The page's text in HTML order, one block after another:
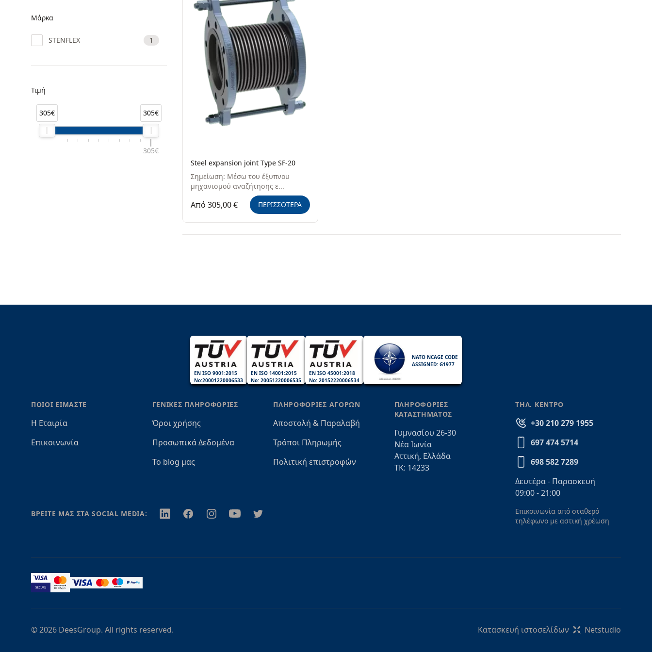
Μάρκα
STENFLEX 1
Τιμή
305€ 305€
305€
Steel expansion joint Type SF-20
Σημείωση: Μέσω του έξυπνου
μηχανισμού αναζήτησης ε...
Από 305,00 € ΠΕΡΙΣΣΟΤΕΡΑ
EN ISO 9001:2015
No:20001220006533
EN ISO 14001:2015
No: 20051220006535
EN ISO 45001:2018
No: 20152220006534
NATO NCAGE CODE
ASSIGNED: G1977
ΠΟΙΟΙ ΕΙΜΑΣΤΕ
Η Εταιρία
Επικοινωνία
ΓΕΝΙΚΕΣ ΠΛΗΡΟΦΟΡΙΕΣ
Όροι χρήσης
Προσωπικά Δεδομένα
Το blog μας
ΠΛΗΡΟΦΟΡΙΕΣ ΑΓΟΡΩΝ
Αποστολή & Παραλαβή
Τρόποι Πληρωμής
Πολιτική επιστροφών
ΠΛΗΡΟΦΟΡΙΕΣ
ΚΑΤΑΣΤΗΜΑΤΟΣ
Γυμνασίου 26-30
Νέα Ιωνία
Αττική, Ελλάδα
ΤΚ: 14233
ΤΗΛ. ΚΕΝΤΡΟ
+30 210 279 1955
697 474 5714
698 582 7289
Δευτέρα - Παρασκευή
09:00 - 21:00
Επικοινωνία από σταθερό
τηλέφωνο με αστική χρέωση
ΒΡΕΙΤΕ ΜΑΣ ΣΤΑ SOCIAL MEDIA: TwitterFacebookInstagramYoutubeTwitter
© 2026 DeesGroup. All rights reserved. Κατασκευή ιστοσελίδων Netstudio